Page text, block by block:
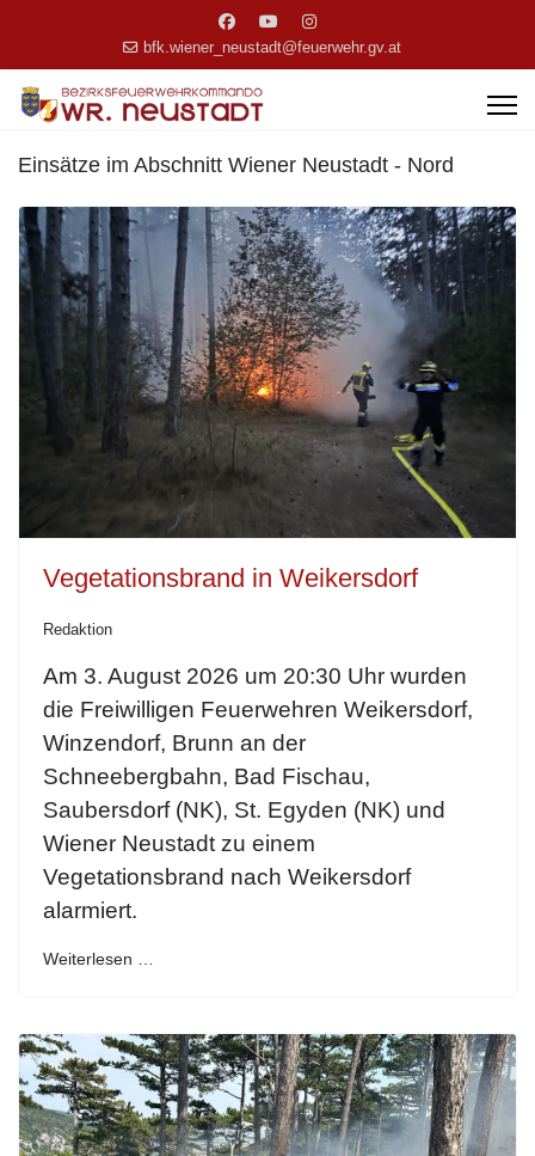
bfk.wiener_neustadt@feuerwehr.gv.at
Einsätze im Abschnitt Wiener Neustadt - Nord
Vegetationsbrand in Weikersdorf
Redaktion
Am 3. August 2026 um 20:30 Uhr wurden
die Freiwilligen Feuerwehren Weikersdorf,
Winzendorf, Brunn an der
Schneebergbahn, Bad Fischau,
Saubersdorf (NK), St. Egyden (NK) und
Wiener Neustadt zu einem
Vegetationsbrand nach Weikersdorf
alarmiert.
Weiterlesen …